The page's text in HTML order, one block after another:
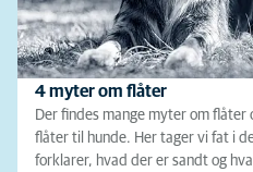
4 myter om flåter
Der findes mange myter om flåter
flåter til hunde. Her tager vi fat i
forklarer, hvad der er sandt og